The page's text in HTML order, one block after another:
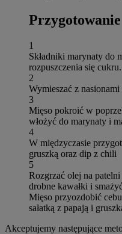
Przygotowanie
1
Składniki marynaty do
rozpuszczenia się cukru.
2
Wymieszać z nasionami
3
Mięso pokroić w
włożyć do marynaty i
4
W międzyczasie
gruszką oraz dip z chili
5
Rozgrzać olej na
drobne kawałki i
Mięso przyozdobić
sałatką z papają i
Akceptujemy następujące